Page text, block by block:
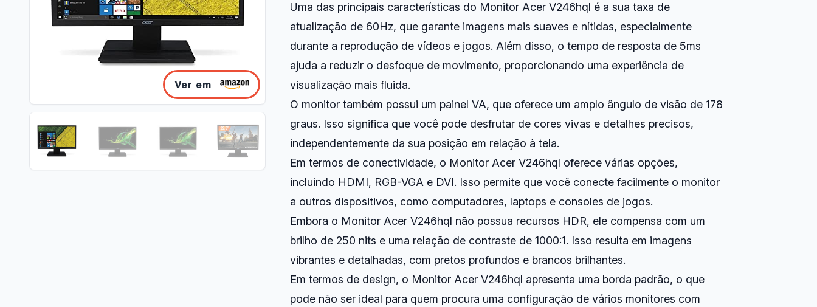
Ver em
Uma das principais características do Monitor Acer V246hql é a sua taxa de
atualização de 60Hz, que garante imagens mais suaves e nítidas, especialmente
durante a reprodução de vídeos e jogos. Além disso, o tempo de resposta de 5ms
ajuda a reduzir o desfoque de movimento, proporcionando uma experiência de
visualização mais fluida.
O monitor também possui um painel VA, que oferece um amplo ângulo de visão de 178
graus. Isso significa que você pode desfrutar de cores vivas e detalhes precisos,
independentemente da sua posição em relação à tela.
Em termos de conectividade, o Monitor Acer V246hql oferece várias opções,
incluindo HDMI, RGB-VGA e DVI. Isso permite que você conecte facilmente o monitor
a outros dispositivos, como computadores, laptops e consoles de jogos.
Embora o Monitor Acer V246hql não possua recursos HDR, ele compensa com um
brilho de 250 nits e uma relação de contraste de 1000:1. Isso resulta em imagens
vibrantes e detalhadas, com pretos profundos e brancos brilhantes.
Em termos de design, o Monitor Acer V246hql apresenta uma borda padrão, o que
pode não ser ideal para quem procura uma configuração de vários monitores com